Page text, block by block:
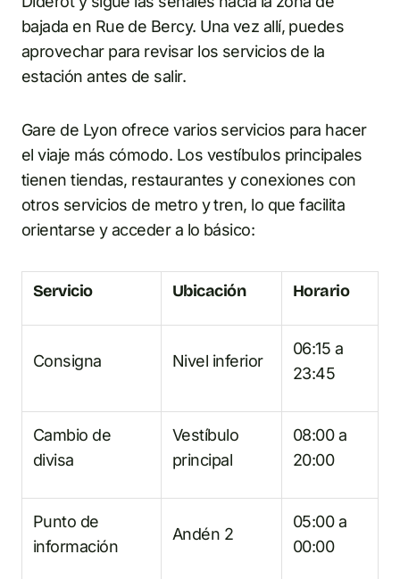
bajada en Rue de Bercy. Una vez allí, puedes
aprovechar para revisar los servicios de la
estación antes de salir.
Gare de Lyon ofrece varios servicios para hacer
el viaje más cómodo. Los vestíbulos principales
tienen tiendas, restaurantes y conexiones con
otros servicios de metro y tren, lo que facilita
orientarse y acceder a lo básico:
Servicio Ubicación Horario
Consigna Nivel inferior
06:15 a
23:45
Cambio de
divisa
Vestíbulo
principal
08:00 a
20:00
Punto de
información
Andén 2
05:00 a
00:00